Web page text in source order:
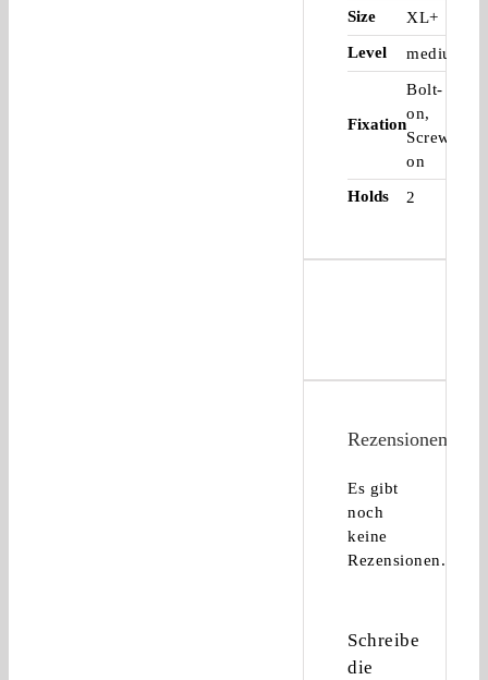
Size
XL+
Level
medium
Fixation
Bolt-
on,
Screw-
on
Holds
2
Rezensionen
Es gibt
noch
keine
Rezensionen.
Schreibe
die